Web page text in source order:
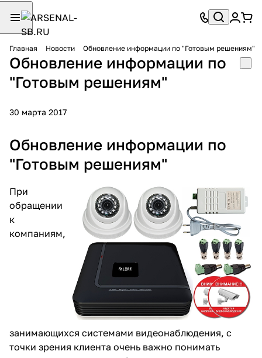
Главная Новости Обновление информации по "Готовым решениям"
Обновление информации по
"Готовым решениям"
30 марта 2017
Обновление информации по
"Готовым решениям"
При
обращении
к
компаниям,
занимающихся системами видеонаблюдения, с
точки зрения клиента очень важно понимать